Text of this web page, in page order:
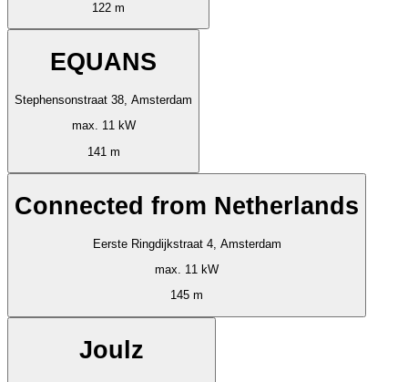
122 m
EQUANS
Stephensonstraat 38, Amsterdam
max. 11 kW
141 m
Connected from Netherlands
Eerste Ringdijkstraat 4, Amsterdam
max. 11 kW
145 m
Joulz